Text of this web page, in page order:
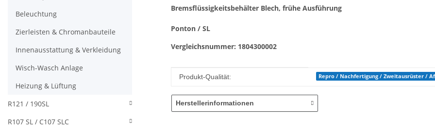
Bremsflüssigkeitsbehälter Blech, frühe Ausführung
Ponton / SL
Vergleichsnummer: 1804300002
Produkteigenschaft
Wert
Produkt-Qualität: Repro / Nachfertigung / Zweitausrüster /
Herstellerinformationen
Beleuchtung
Zierleisten & Chromanbauteile
Innenausstattung & Verkleidung
Wisch-Wasch Anlage
Heizung & Lüftung
R121 / 190SL
R107 SL / C107 SLC